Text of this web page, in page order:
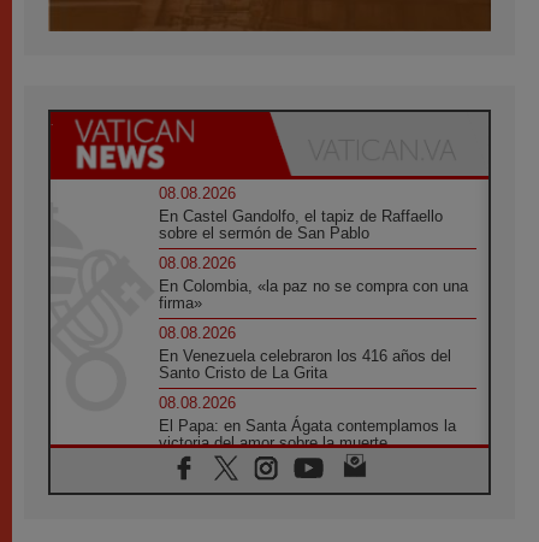
08.08.2026
En Castel Gandolfo, el tapiz de Raffaello
sobre el sermón de San Pablo
08.08.2026
En Colombia, «la paz no se compra con una
firma»
08.08.2026
En Venezuela celebraron los 416 años del
Santo Cristo de La Grita
08.08.2026
El Papa: en Santa Ágata contemplamos la
victoria del amor sobre la muerte
08.08.2026
León XIV visitará el Santuario de la Madre